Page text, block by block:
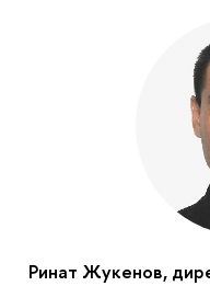
Ринат Жукенов,